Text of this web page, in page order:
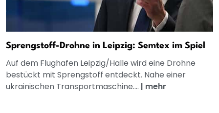
Sprengstoff-Drohne in Leipzig: Semtex im Spiel
Auf dem Flughafen Leipzig/Halle wird eine Drohne
bestückt mit Sprengstoff entdeckt. Nahe einer
ukrainischen Transportmaschine.... | mehr